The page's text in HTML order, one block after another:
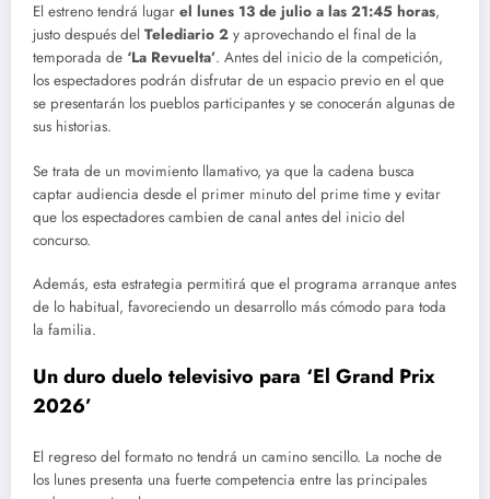
El estreno tendrá lugar el lunes 13 de julio a las 21:45 horas,
justo después del Telediario 2 y aprovechando el final de la
temporada de ‘La Revuelta’. Antes del inicio de la competición,
los espectadores podrán disfrutar de un espacio previo en el que
se presentarán los pueblos participantes y se conocerán algunas de
sus historias.
Se trata de un movimiento llamativo, ya que la cadena busca
captar audiencia desde el primer minuto del prime time y evitar
que los espectadores cambien de canal antes del inicio del
concurso.
Además, esta estrategia permitirá que el programa arranque antes
de lo habitual, favoreciendo un desarrollo más cómodo para toda
la familia.
Un duro duelo televisivo para ‘El Grand Prix
2026’
El regreso del formato no tendrá un camino sencillo. La noche de
los lunes presenta una fuerte competencia entre las principales